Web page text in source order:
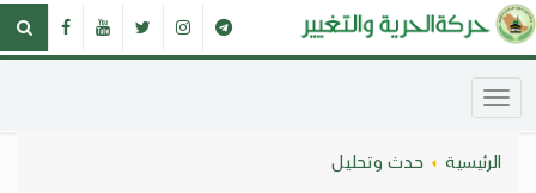
الرئيسية حدث وتحليل